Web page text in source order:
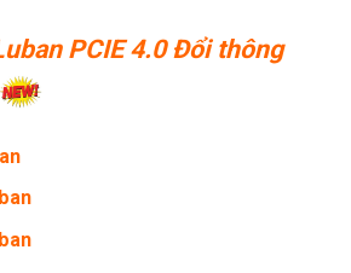
PCIE 4.0 Đổi thông